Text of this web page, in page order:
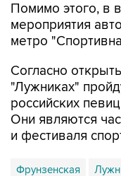
Помимо этого, в
мероприятия
метро
Согласно
"Лужниках"
российских
Они являются
и фестиваля
Фрунзенская